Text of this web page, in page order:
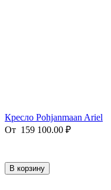
Кресло Pohjanmaan Ariel
От 159 100.00 ₽
В корзину